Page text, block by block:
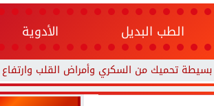
الطب البديل الأدوية